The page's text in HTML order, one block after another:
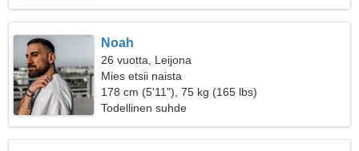
Noah
26 vuotta, Leijona
Mies etsii naista
178 cm (5'11"), 75 kg (165 lbs)
Todellinen suhde